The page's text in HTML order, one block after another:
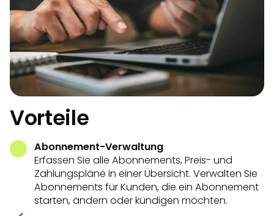
Vorteile
Abonnement-Verwaltung
Erfassen Sie alle Abonnements, Preis- und
Zahlungspläne in einer Übersicht. Verwalten Sie
Abonnements für Kunden, die ein Abonnement
starten, ändern oder kündigen möchten.